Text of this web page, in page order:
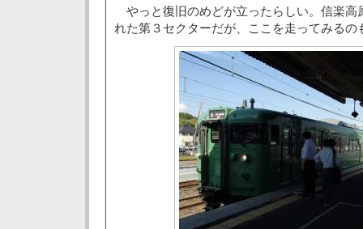
やっと復旧のめどが立ったらしい。信楽高
れた第３セクターだが、ここを走ってみるの